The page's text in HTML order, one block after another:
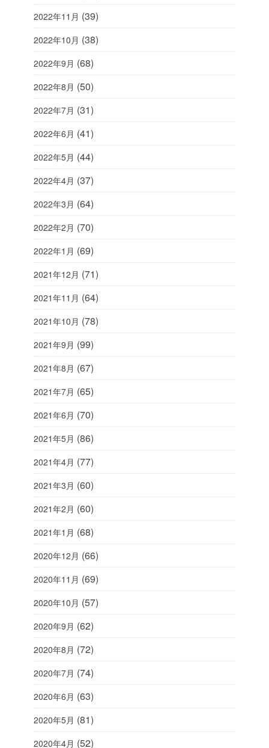
2022年11月 (39)
2022年10月 (38)
2022年9月 (68)
2022年8月 (50)
2022年7月 (31)
2022年6月 (41)
2022年5月 (44)
2022年4月 (37)
2022年3月 (64)
2022年2月 (70)
2022年1月 (69)
2021年12月 (71)
2021年11月 (64)
2021年10月 (78)
2021年9月 (99)
2021年8月 (67)
2021年7月 (65)
2021年6月 (70)
2021年5月 (86)
2021年4月 (77)
2021年3月 (60)
2021年2月 (60)
2021年1月 (68)
2020年12月 (66)
2020年11月 (69)
2020年10月 (57)
2020年9月 (62)
2020年8月 (72)
2020年7月 (74)
2020年6月 (63)
2020年5月 (81)
2020年4月 (52)